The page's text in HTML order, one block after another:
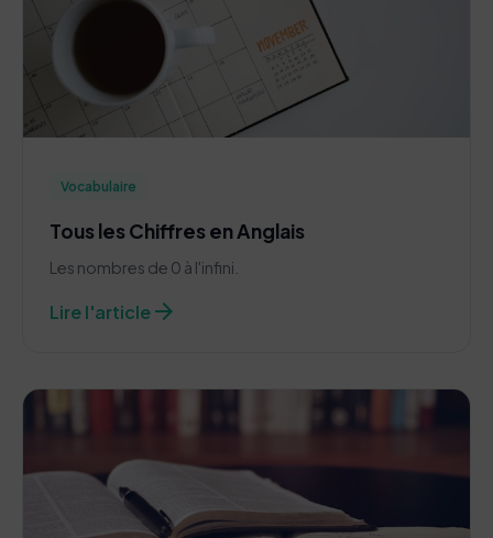
Vocabulaire
Tous les Chiffres en Anglais
Les nombres de 0 à l'infini.
Lire l'articlearrow_forward